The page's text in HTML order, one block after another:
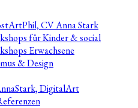
CV Anna Stark
für Kinder & social
Erwachsene
& Design
DigitalArt